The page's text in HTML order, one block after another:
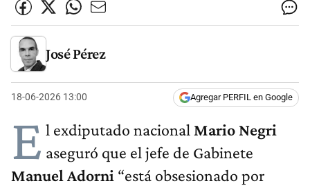
José Pérez
18-06-2026 13:00 Agregar PERFIL en Google
E l exdiputado nacional Mario Negri
aseguró que el jefe de Gabinete
Manuel Adorni “está obsesionado por